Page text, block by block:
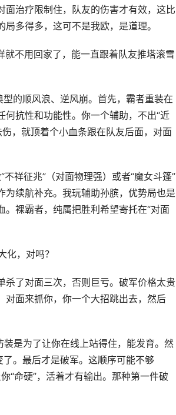
治疗限制住，队友的伤害才有效，这比
多得多，这可不是我欧，是道理。
就不用回家了，能一直跟着队友推塔滚雪
的顺风浪、逆风崩。首先，霸者重装在
抗性和功能性。你一个辅助，不出“近
伤，就顶着个小血条跟在队友后面，对面
祥征兆”（对面物理强）或者“魔女斗篷”
为续航补充。我玩辅助孙膑，优势局也是
裸霸者，纯属把胜利希望寄托在“对面
化，对吗？
杀了对面三次，否则巨亏。破军价格太贵
对面来抓你，你一个大招跳出去，然后
装是为了让你在线上站得住，能发育。然
。最后才是破军。这顺序可能不够
“命硬”，活着才有输出。那种第一件破